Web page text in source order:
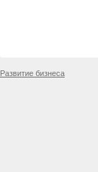
Развитие бизнеса